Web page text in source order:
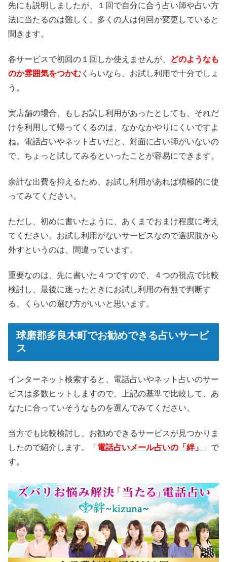
先にも説明しましたが、１回で自分に合う占い師や占い方
法に当たるのは難しく、多くの人は何回か変更していると
聞きます。
各サービスで初回の１回しか使えませんが、
どのようなも
のか雰囲気をつかむ くらいなら、お試し利用で十分でしょ
う。
実店舗の場合、もしお試し利用があったとしても、それだ
けを利用して帰ってくるのは、なかなかやりにくいですよ
ね。電話占いやネット占いだと、対面に占い師がいないの
で、ちょっと試してみるといったことが容易にできます。
余計な出費を抑えるため、お試し利用があれば積極的に使
ってみてください。
ただし、初めに書いたように、あくまでおまけ程度に考え
てください。お試し利用がないサービスなので選択肢から
外すというのは、間違っています。
重要なのは、先に書いた４つですので、４つの視点で比較
検討し、最後に迷ったときにお試し利用の有無で判断す
る、くらいの選び方がいいと思います。
球磨郡多良木町でお勧めできる占いサービ
ス
インターネット検索すると、電話占いやネット占いのサー
ビスは多数ヒットしますので、上記の基準で比較して、あ
なたに合っていそうなものを選んでみてください。
当方でも比較検討し、お勧めできるサービスが見つかりま
したので紹介します。「 電話占いメール占いの「絆」
」で
す。